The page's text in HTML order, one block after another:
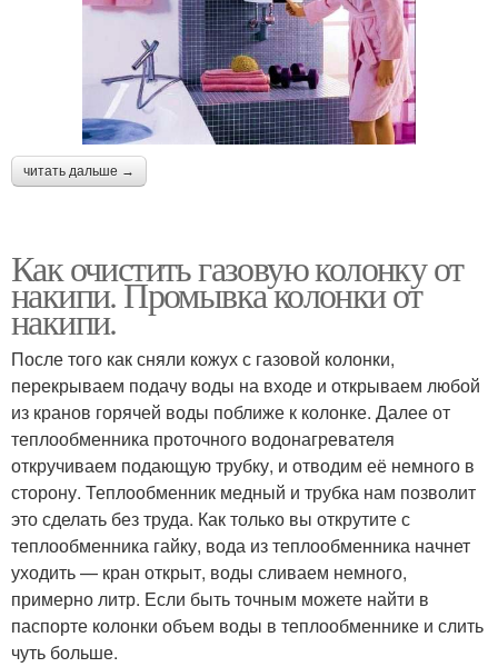
читать дальше →
Как очистить газовую колонку от
накипи. Промывка колонки от
накипи.
После того как сняли кожух с газовой колонки,
перекрываем подачу воды на входе и открываем любой
из кранов горячей воды поближе к колонке. Далее от
теплообменника проточного водонагревателя
откручиваем подающую трубку, и отводим её немного в
сторону. Теплообменник медный и трубка нам позволит
это сделать без труда. Как только вы открутите с
теплообменника гайку, вода из теплообменника начнет
уходить — кран открыт, воды сливаем немного,
примерно литр. Если быть точным можете найти в
паспорте колонки объем воды в теплообменнике и слить
чуть больше.